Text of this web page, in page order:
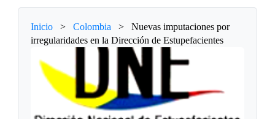
Inicio > Colombia >
Nuevas imputaciones por
irregularidades en la Dirección de Estupefacientes